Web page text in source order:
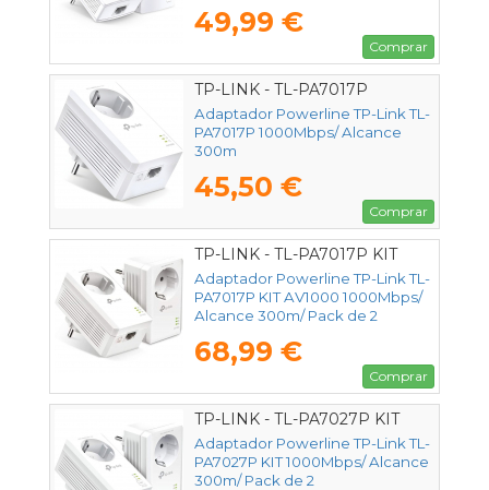
49,99 €
Comprar
TP-LINK - TL-PA7017P
Adaptador Powerline TP-Link TL-
PA7017P 1000Mbps/ Alcance
300m
45,50 €
Comprar
TP-LINK - TL-PA7017P KIT
Adaptador Powerline TP-Link TL-
PA7017P KIT AV1000 1000Mbps/
Alcance 300m/ Pack de 2
68,99 €
Comprar
TP-LINK - TL-PA7027P KIT
Adaptador Powerline TP-Link TL-
PA7027P KIT 1000Mbps/ Alcance
300m/ Pack de 2